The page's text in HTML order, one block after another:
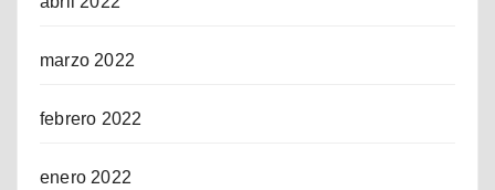
marzo 2022
febrero 2022
enero 2022